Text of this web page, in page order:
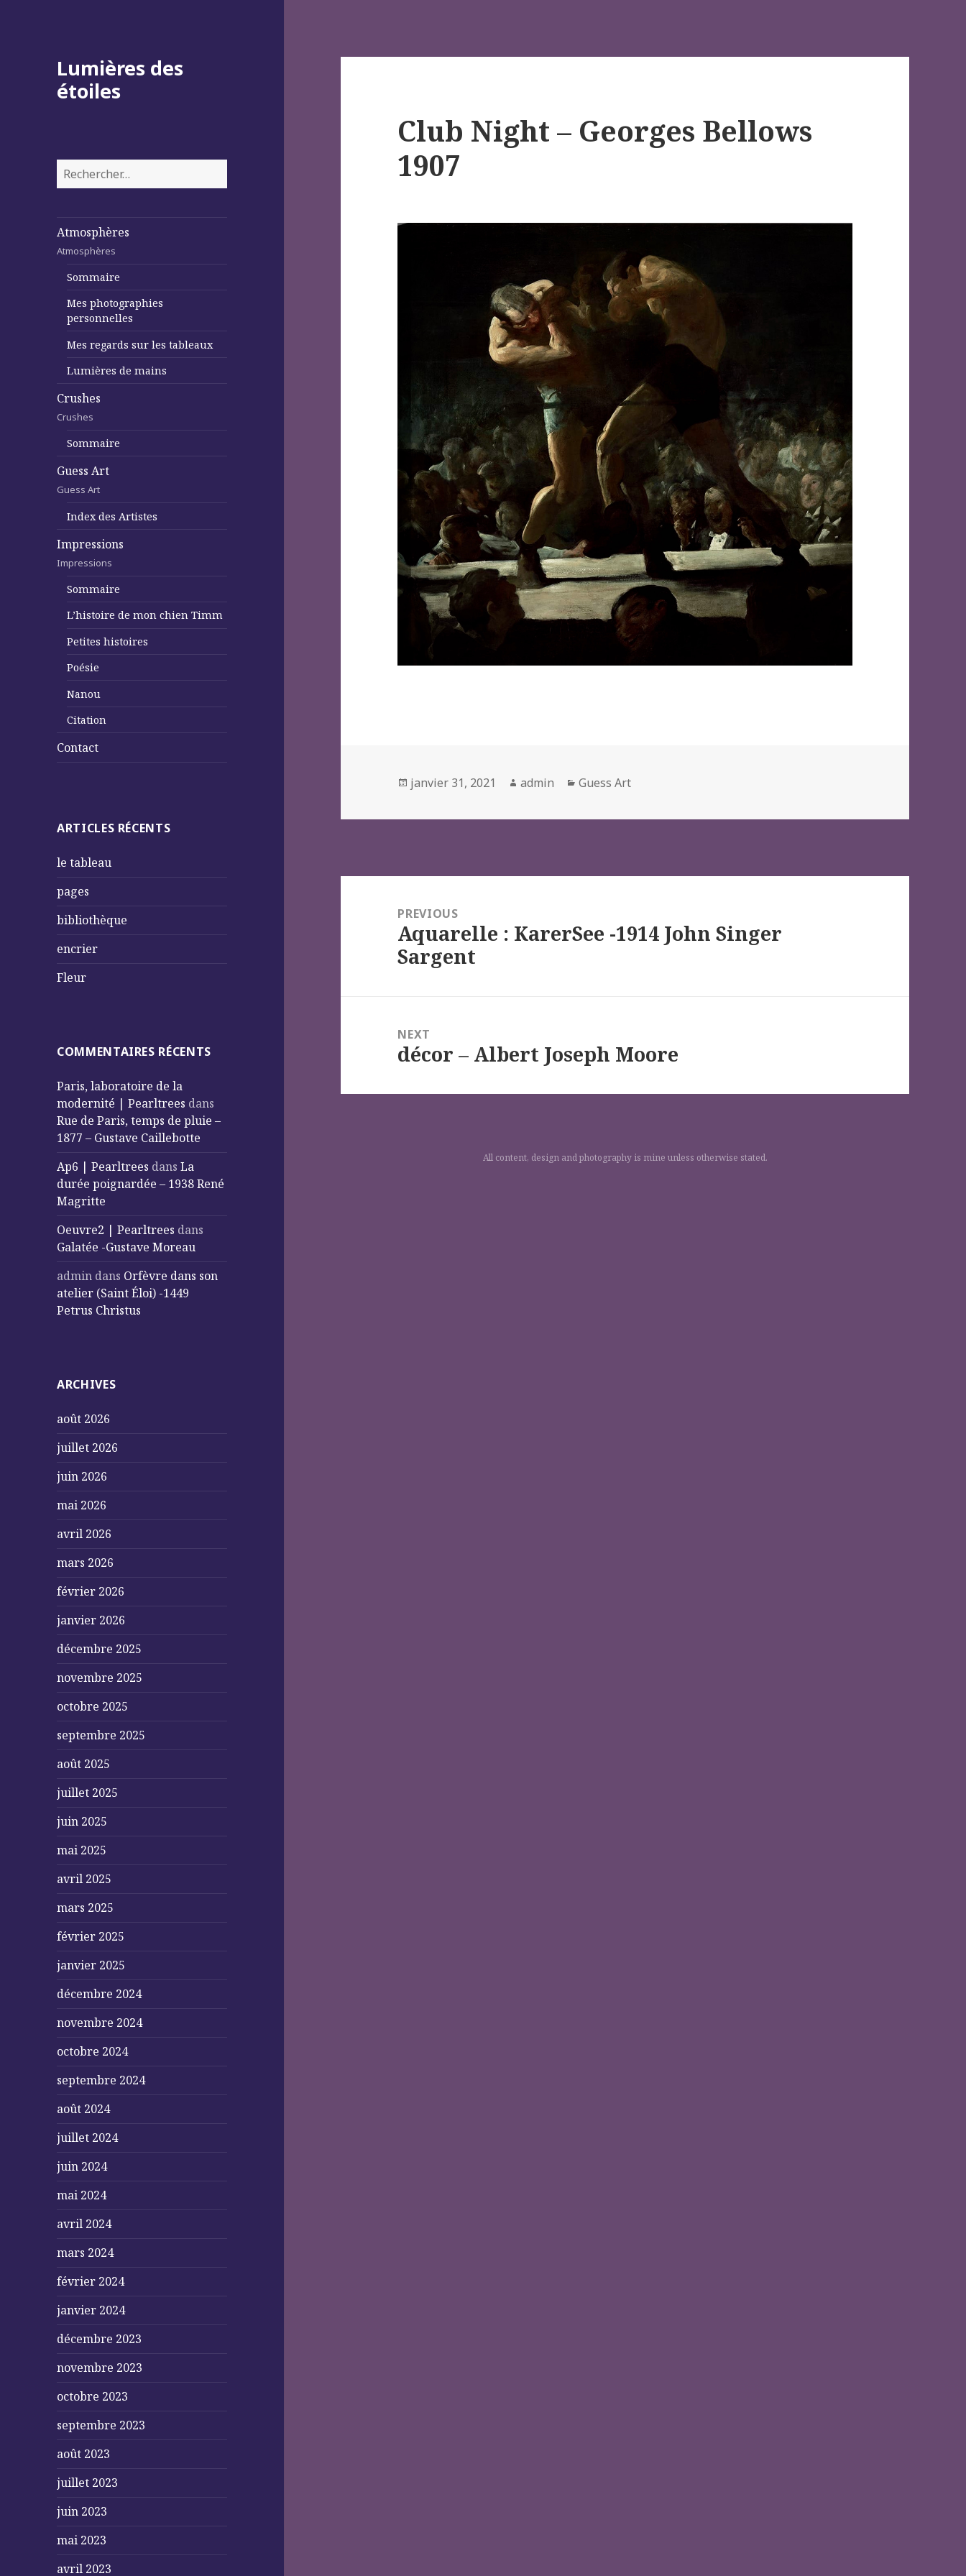
Lumières des
étoiles
Rechercher :
Atmosphères
Atmosphères
Sommaire
Mes photographies
personnelles
Mes regards sur les tableaux
Lumières de mains
Crushes
Crushes
Sommaire
Guess Art
Guess Art
Index des Artistes
Impressions
Impressions
Sommaire
L’histoire de mon chien Timm
Petites histoires
Poésie
Nanou
Citation
Contact
ARTICLES RÉCENTS
le tableau
pages
bibliothèque
encrier
Fleur
COMMENTAIRES RÉCENTS
Paris, laboratoire de la
modernité | Pearltrees dans
Rue de Paris, temps de pluie –
1877 – Gustave Caillebotte
Ap6 | Pearltrees dansLa
durée poignardée – 1938 René
Magritte
Oeuvre2 | Pearltrees dans
Galatée -Gustave Moreau
admin dans Orfèvre dans son
atelier (Saint Éloi) -1449
Petrus Christus
ARCHIVES
août 2026
juillet 2026
juin 2026
mai 2026
avril 2026
mars 2026
février 2026
janvier 2026
décembre 2025
novembre 2025
octobre 2025
septembre 2025
août 2025
juillet 2025
juin 2025
mai 2025
avril 2025
mars 2025
février 2025
janvier 2025
décembre 2024
novembre 2024
octobre 2024
septembre 2024
août 2024
juillet 2024
juin 2024
mai 2024
avril 2024
mars 2024
février 2024
janvier 2024
décembre 2023
novembre 2023
octobre 2023
septembre 2023
août 2023
juillet 2023
juin 2023
mai 2023
avril 2023
Club Night – Georges Bellows
1907
Posted
janvier 31, 2021 Author
admin Categories
Guess Art
PREVIOUS
Previous
post:
Aquarelle : KarerSee -1914 John Singer
Sargent
NEXT
Next
décor – Albert Joseph Moore
All content, design and photography is mine unless otherwise stated.